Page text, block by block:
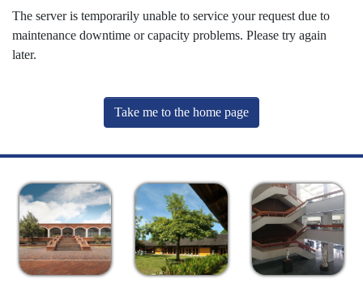
The server is temporarily unable to service your request due to
maintenance downtime or capacity problems. Please try again
later.
Take me to the home page